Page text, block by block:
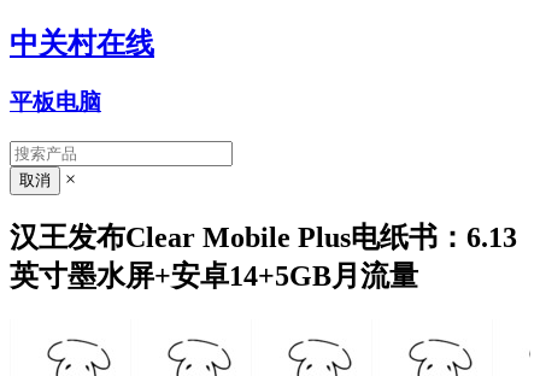
中关村在线
平板电脑
×
汉王发布Clear Mobile Plus电纸书：6.13
英寸墨水屏+安卓14+5GB月流量